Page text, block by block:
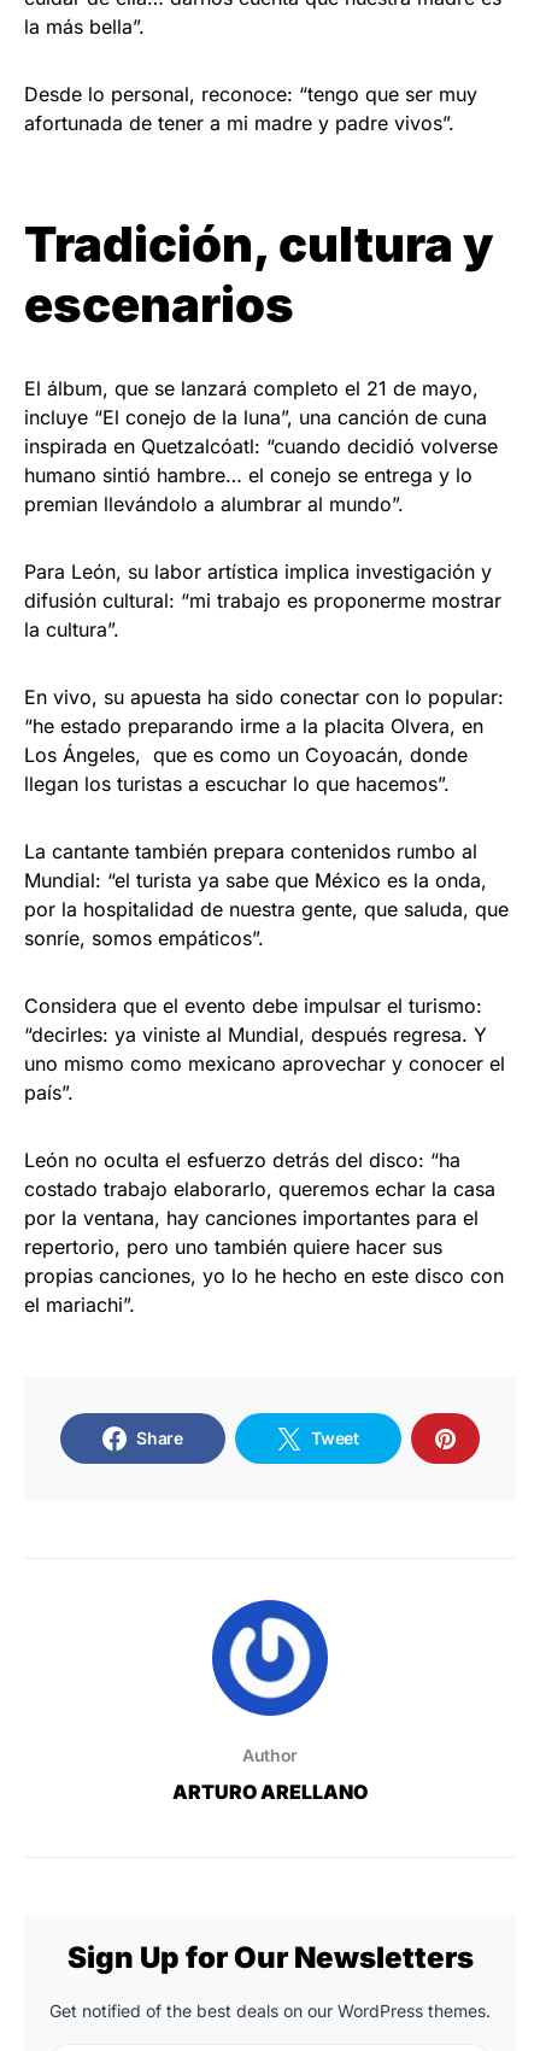
la más bella”.
Desde lo personal, reconoce: “tengo que ser muy
afortunada de tener a mi madre y padre vivos”.
Tradición, cultura y
escenarios
El álbum, que se lanzará completo el 21 de mayo,
incluye “El conejo de la luna”, una canción de cuna
inspirada en Quetzalcóatl: “cuando decidió volverse
humano sintió hambre… el conejo se entrega y lo
premian llevándolo a alumbrar al mundo”.
Para León, su labor artística implica investigación y
difusión cultural: “mi trabajo es proponerme mostrar
la cultura”.
En vivo, su apuesta ha sido conectar con lo popular:
“he estado preparando irme a la placita Olvera, en
Los Ángeles, que es como un Coyoacán, donde
llegan los turistas a escuchar lo que hacemos”.
La cantante también prepara contenidos rumbo al
Mundial: “el turista ya sabe que México es la onda,
por la hospitalidad de nuestra gente, que saluda, que
sonríe, somos empáticos”.
Considera que el evento debe impulsar el turismo:
“decirles: ya viniste al Mundial, después regresa. Y
uno mismo como mexicano aprovechar y conocer el
país”.
León no oculta el esfuerzo detrás del disco: “ha
costado trabajo elaborarlo, queremos echar la casa
por la ventana, hay canciones importantes para el
repertorio, pero uno también quiere hacer sus
propias canciones, yo lo he hecho en este disco con
el mariachi”.
Share Tweet
Author
ARTURO ARELLANO
Sign Up for Our Newsletters
Get notified of the best deals on our WordPress themes.